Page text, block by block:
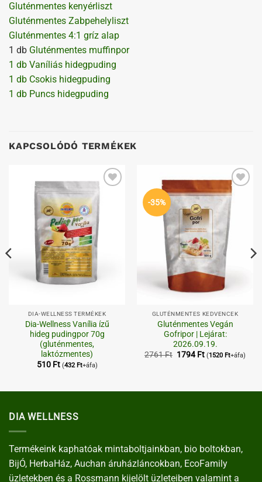
Gluténmentes kenyérliszt
Gluténmentes Zabpehelyliszt
Gluténmentes 4:1 gríz alap
1 db Gluténmentes muffinpor
1 db Vaníliás hidegpuding
1 db Csokis hidegpuding
1 db Puncs hidegpuding
KAPCSOLÓDÓ TERMÉKEK
Kedvenceimhez
DIA-WELLNESS TERMÉKEK
Dia-Wellness Vanília ízű
hideg pudingpor 70g
(gluténmentes,
laktózmentes)
510 Ft (432 Ft+áfa)
-35%
Kedvenceimhez
GLUTÉNMENTES KEDVENCEK
Gluténmentes Vegán
Gofripor | Lejárat:
2026.09.19.
2761Ft Original
1794FtCurrent
price
(1520 Ft+áfa)
DIA WELLNESS
Termékeink kaphatóak mintaboltjainkban, bio boltokban,
BijÓ, HerbaHáz, Auchan áruházláncokban, EcoFamily
üzletekben és a Rossmann kijelölt üzleteiben valamint a